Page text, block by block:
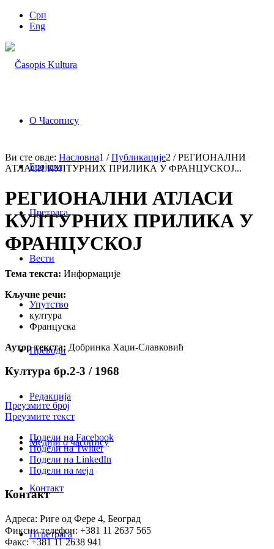
Срп
Eng
О Часопису
Бројеви
Претрага
Вести
Упутство
Преводи
Редакција
Медији о часопису
Контакт
Птретрага
Ви сте овде: Насловна1 / Публикације2 / РЕГИОНАЛНИ
АТЛАСИ КУЛТУРНИХ ПРИЛИКА У ФРАНЦУСКОЈ...
РЕГИОНАЛНИ АТЛАСИ
КУЛТУРНИХ ПРИЛИКА У
ФРАНЦУСКОЈ
Тема текста: Информације
Кључне речи:
култура
Француска
Аутор текста: Добринка Хаџи-Славковић
Култура бр.2-3 / 1968
Преузмите број
Преузмите текст
Подели на Facebook
Подели на Twitter
Подели на LinkedIn
Подели на мејл
Контакт
Адреса: Риге од Фере 4, Београд
Фиксни телефон: +381 11 2637 565
Факс: +381 11 2638 941